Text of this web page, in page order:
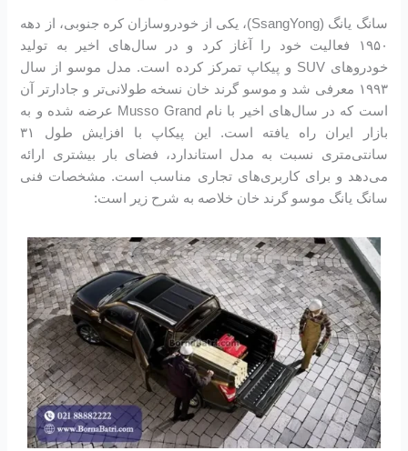
سانگ یانگ (SsangYong)، یکی از خودروسازان کره جنوبی، از دهه
۱۹۵۰ فعالیت خود را آغاز کرد و در سال‌های اخیر به تولید
خودروهای SUV و پیکاپ تمرکز کرده است. مدل موسو از سال
۱۹۹۳ معرفی شد و موسو گرند خان نسخه طولانی‌تر و جادارتر آن
است که در سال‌های اخیر با نام Musso Grand عرضه شده و به
بازار ایران راه یافته است. این پیکاپ با افزایش طول ۳۱
سانتی‌متری نسبت به مدل استاندارد، فضای بار بیشتری ارائه
می‌دهد و برای کاربری‌های تجاری مناسب است. مشخصات فنی
سانگ یانگ موسو گرند خان خلاصه به شرح زیر است: